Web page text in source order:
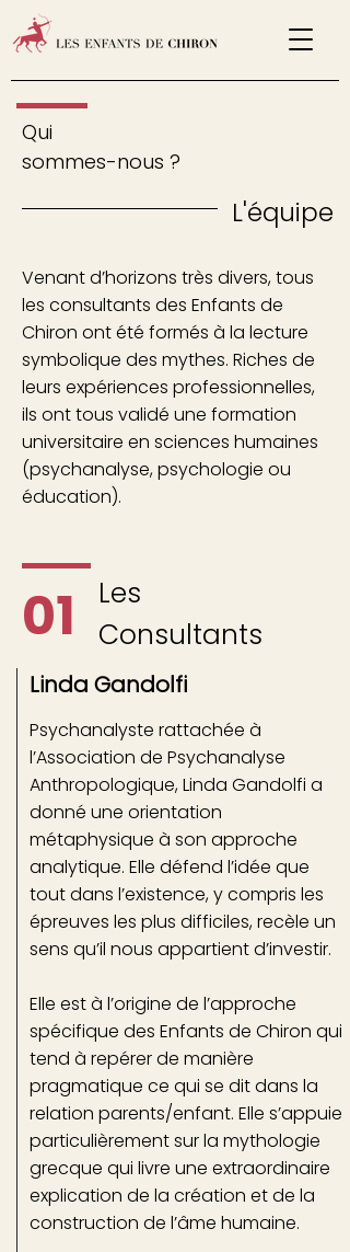
Qui
sommes-nous ?
L'équipe
Venant d’horizons très divers, tous
les consultants des Enfants de
Chiron ont été formés à la lecture
symbolique des mythes. Riches de
leurs expériences professionnelles,
ils ont tous validé une formation
universitaire en sciences humaines
(psychanalyse, psychologie ou
éducation).
01
Les
Consultants
Linda Gandolfi
Psychanalyste rattachée à
l’Association de Psychanalyse
Anthropologique, Linda Gandolfi a
donné une orientation
métaphysique à son approche
analytique. Elle défend l’idée que
tout dans l’existence, y compris les
épreuves les plus difficiles, recèle un
sens qu’il nous appartient d’investir.
Elle est à l’origine de l’approche
spécifique des Enfants de Chiron qui
tend à repérer de manière
pragmatique ce qui se dit dans la
relation parents/enfant. Elle s’appuie
particulièrement sur la mythologie
grecque qui livre une extraordinaire
explication de la création et de la
construction de l’âme humaine.